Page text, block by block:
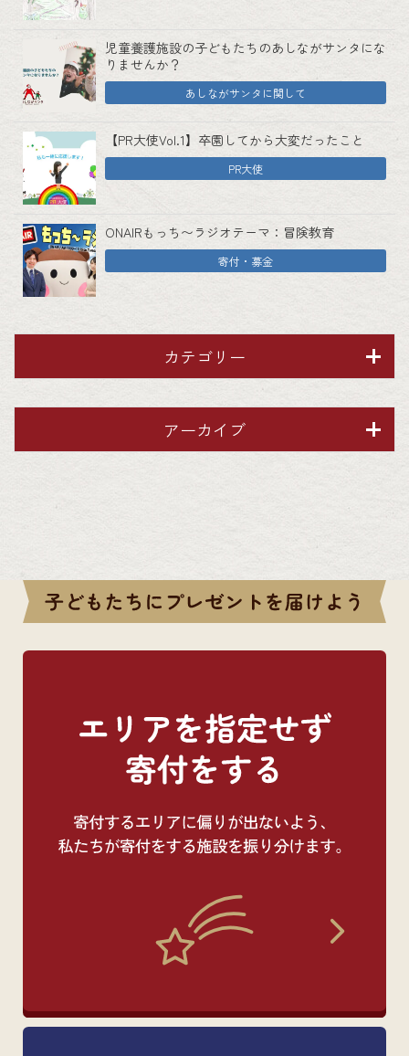
児童養護施設の子どもたちのあしながサンタにな
りませんか？
あしながサンタに関して
【PR大使Vol.1】卒園してから大変だったこと
PR大使
ONAIRもっち〜ラジオテーマ：冒険教育
寄付・募金
カテゴリー
アーカイブ